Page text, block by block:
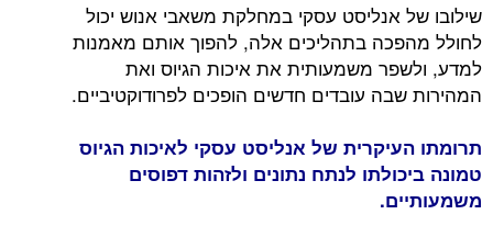
שילובו של אנליסט עסקי במחלקת משאבי אנוש יכול
לחולל מהפכה בתהליכים אלה, להפוך אותם מאמנות
למדע, ולשפר משמעותית את איכות הגיוס ואת
המהירות שבה עובדים חדשים הופכים לפרודוקטיביים.
תרומתו העיקרית של אנליסט עסקי לאיכות הגיוס
טמונה ביכולתו לנתח נתונים ולזהות דפוסים
משמעותיים.